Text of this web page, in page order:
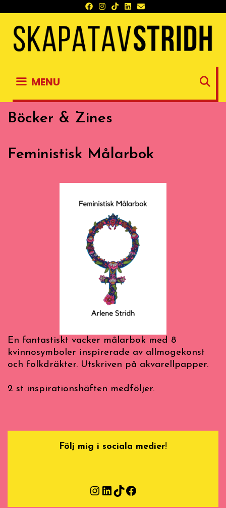
content
MENU
Böcker & Zines
Feministisk Målarbok
En fantastiskt vacker målarbok med 8
kvinnosymboler inspirerade av allmogekonst
och folkdräkter. Utskriven på akvarellpapper.
2 st inspirationshäften medföljer.
Följ mig i sociala medier!
Instagram
LinkedIn
TikTokFacebook